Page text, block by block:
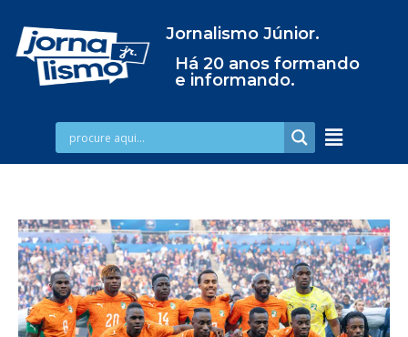
Jornalismo Júnior.
Há 20 anos formando
e informando.